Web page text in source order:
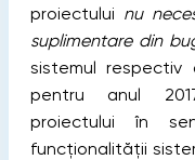
proiectului nu
suplimentare din
sistemul
pentru anul
proiectului în
funcţionalităţii